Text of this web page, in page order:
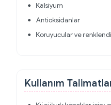
Kalsiyum
Antioksidanlar
Koruyucular ve
Kullanım